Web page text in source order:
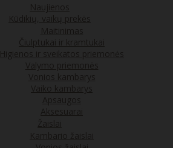
Naujienos
Kūdikių, vaikų prekės
Maitinimas
Čiulptukai ir kramtukai
Higienos ir sveikatos priemonės
Valymo priemonės
Vonios kambarys
Vaiko kambarys
Apsaugos
Aksesuarai
Žaislai
Kambario žaislai